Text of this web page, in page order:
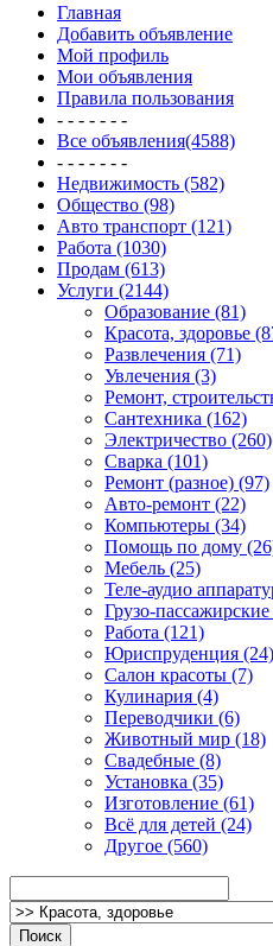
Главная
Добавить объявление
Мой профиль
Мои объявления
Правила пользования
- - - - - - -
Все объявления(4588)
- - - - - - -
Недвижимость (582)
Общество (98)
Авто транспорт (121)
Работа (1030)
Продам (613)
Услуги (2144)
Образование (81)
Красота, здоровье
Развлечения (71)
Увлечения (3)
Ремонт,
Сантехника (162)
Электричество (260)
Сварка (101)
Ремонт (разное) (97)
Авто-ремонт (22)
Компьютеры (34)
Помощь по дому
Мебель (25)
Теле-аудио
Грузо-
Работа (121)
Юриспруденция (24)
Салон красоты (7)
Кулинария (4)
Переводчики (6)
Животный мир (18)
Свадебные (8)
Установка (35)
Изготовление (61)
Всё для детей (24)
Другое (560)